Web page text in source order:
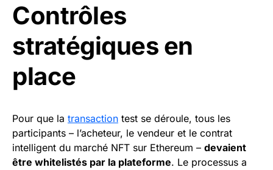
Contrôles
stratégiques en
place
Pour que la transaction test se déroule, tous les
participants – l’acheteur, le vendeur et le contrat
intelligent du marché NFT sur Ethereum – devaient
être whitelistés par la plateforme. Le processus a